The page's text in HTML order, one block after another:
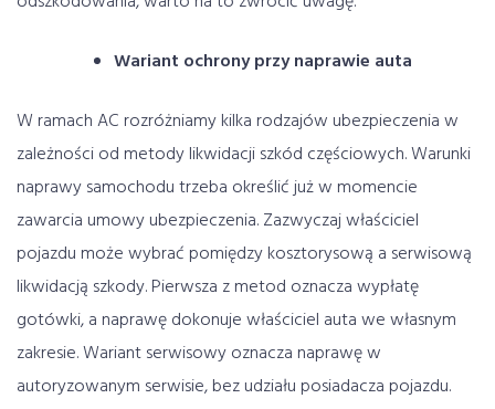
Wariant ochrony przy naprawie auta
W ramach AC rozróżniamy kilka rodzajów ubezpieczenia w
zależności od metody likwidacji szkód częściowych. Warunki
naprawy samochodu trzeba określić już w momencie
zawarcia umowy ubezpieczenia. Zazwyczaj właściciel
pojazdu może wybrać pomiędzy kosztorysową a serwisową
likwidacją szkody. Pierwsza z metod oznacza wypłatę
gotówki, a naprawę dokonuje właściciel auta we własnym
zakresie. Wariant serwisowy oznacza naprawę w
autoryzowanym serwisie, bez udziału posiadacza pojazdu.